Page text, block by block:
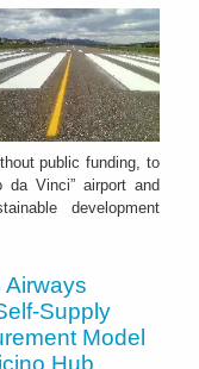
public funding, to
da Vinci” airport and
development
Airways
Supply
Model
Hub